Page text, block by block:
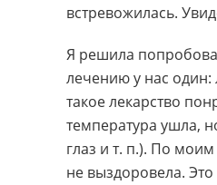
встревожилась.
Я решила
лечению у нас один:
такое лекарство
температура ушла,
глаз и т. п.). По
не выздоровела.